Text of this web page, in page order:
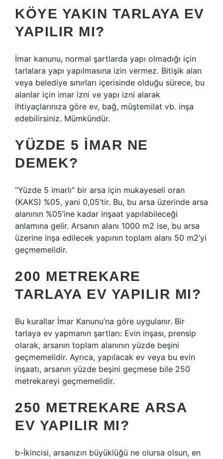
KÖYE YAKIN TARLAYA EV
YAPILIR MI?
İmar kanunu, normal şartlarda yapı olmadığı için
tarlalara yapı yapılmasına izin vermez. Bitişik alan
veya belediye sınırları içerisinde olduğu sürece, bu
alanlar için imar izni ve yapı izni alarak
ihtiyaçlarınıza göre ev, bağ, müştemilat vb. inşa
edebilirsiniz. Mümkündür.
YÜZDE 5 IMAR NE
DEMEK?
“Yüzde 5 imarlı” bir arsa için mukayeseli oran
(KAKS) %05, yani 0,05’tir. Bu, bu arsa üzerinde arsa
alanının %05’ine kadar inşaat yapılabileceği
anlamına gelir. Arsanın alanı 1000 m2 ise, bu arsa
üzerine inşa edilecek yapının toplam alanı 50 m2’yi
geçmemelidir.
200 METREKARE
TARLAYA EV YAPILIR MI?
Bu kurallar İmar Kanunu’na göre uygulanır. Bir
tarlaya ev yapmanın şartları: Evin inşası, prensip
olarak, arsanın toplam alanının yüzde beşini
geçmemelidir. Ayrıca, yapılacak ev veya bu evin
inşaatı, arsanın yüzde beşini geçmese bile 250
metrekareyi geçmemelidir.
250 METREKARE ARSA
EV YAPILIR MI?
b-İkincisi, arsanızın büyüklüğü ne olursa olsun, en